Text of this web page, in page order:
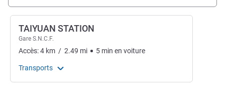
TAIYUAN STATION
Gare S.N.C.F.
Accès:4 km / 2.49 mi 5 min en voiture
Transports